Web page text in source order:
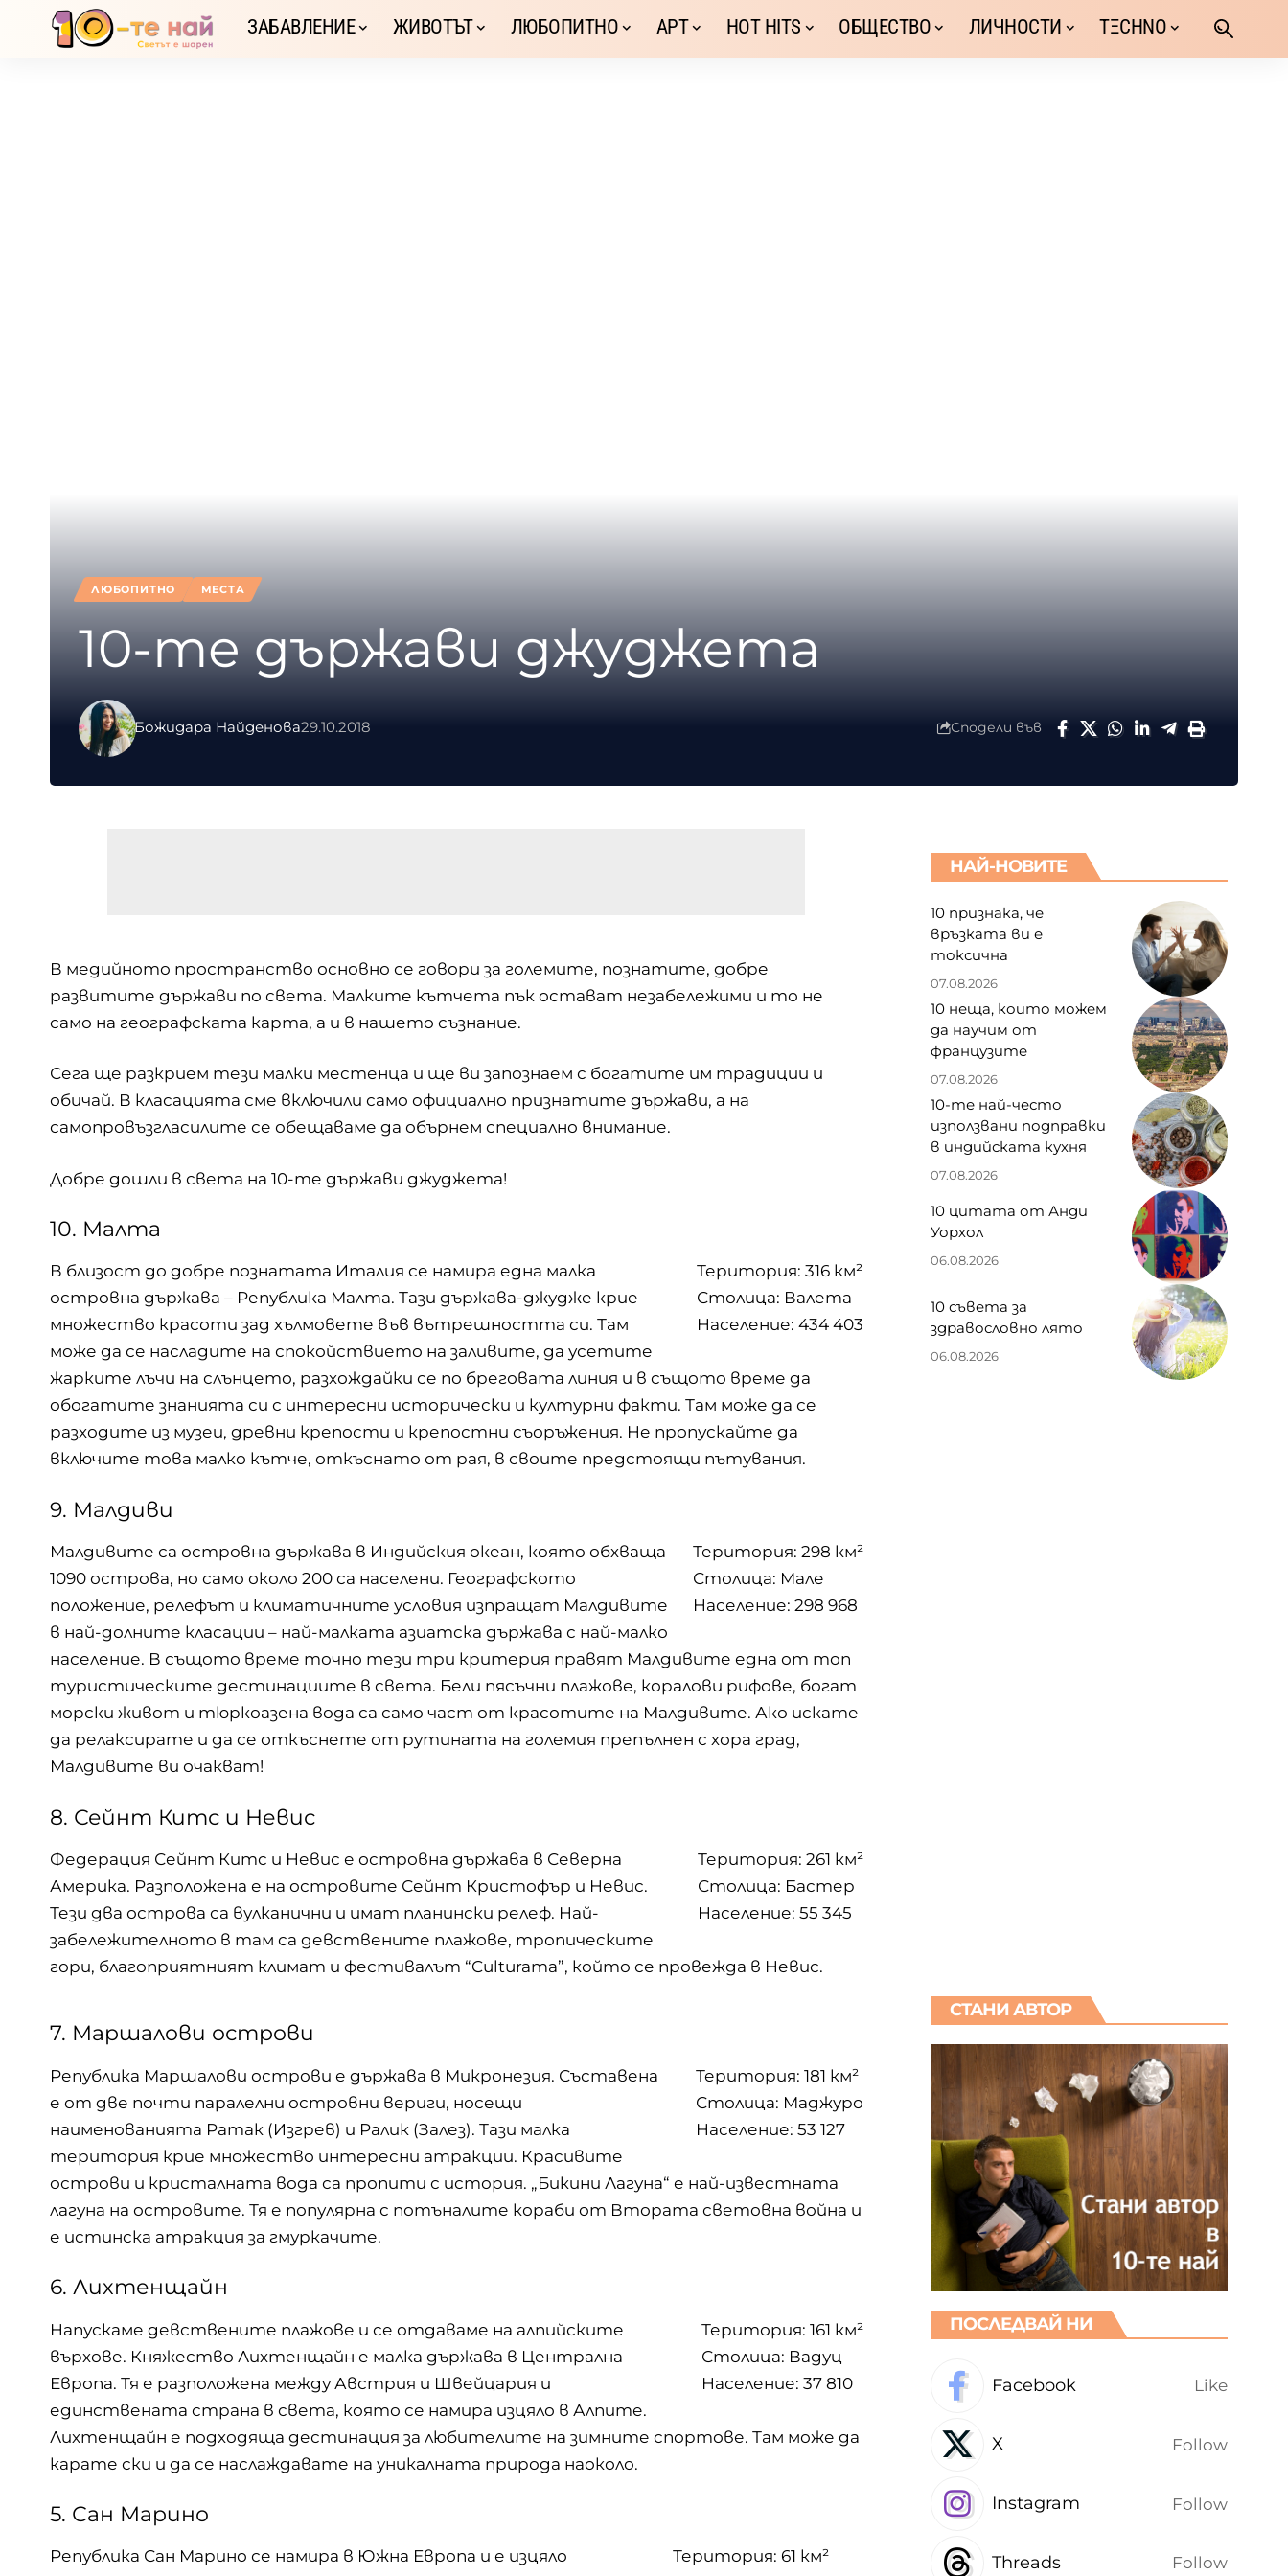
ЗАБАВЛЕНИЕ ЖИВОТЪТ ЛЮБОПИТНО АРТ HOT HITS ОБЩЕСТВО ЛИЧНОСТИ TΞCHNO
ЛЮБОПИТНО МЕСТА
10-те държави джуджета
Божидара Найденова29.10.2018 Сподели във
В медийното пространство основно се говори за големите, познатите, добре
развитите държави по света. Малките кътчета пък остават незабележими и то не
само на географската карта, а и в нашето съзнание.
Сега ще разкрием тези малки местенца и ще ви запознаем с богатите им традиции и
обичай. В класацията сме включили само официално признатите държави, а на
самопровъзгласилите се обещаваме да обърнем специално внимание.
Добре дошли в света на 10-те държави джуджета!
10. Малта
Територия: 316 км²
Столица: Валета
Население: 434 403
В близост до добре познатата Италия се намира една малка
островна държава – Република Малта. Тази държава-джудже крие
множество красоти зад хълмовете във вътрешността си. Там
може да се насладите на спокойствието на заливите, да усетите
жарките лъчи на слънцето, разхождайки се по бреговата линия и в същото време да
обогатите знанията си с интересни исторически и културни факти. Там може да се
разходите из музеи, древни крепости и крепостни съоръжения. Не пропускайте да
включите това малко кътче, откъснато от рая, в своите предстоящи пътувания.
9. Малдиви
Територия: 298 км²
Столица: Мале
Население: 298 968
Малдивите са островна държава в Индийския океан, която обхваща
1090 острова, но само около 200 са населени. Географското
положение, релефът и климатичните условия изпращат Малдивите
в най-долните класации – най-малката азиатска държава с най-малко
население. В същото време точно тези три критерия правят Малдивите една от топ
туристическите дестинациите в света. Бели пясъчни плажове, коралови рифове, богат
морски живот и тюркоазена вода са само част от красотите на Малдивите. Ако искате
да релаксирате и да се откъснете от рутината на големия препълнен с хора град,
Малдивите ви очакват!
8. Сейнт Китс и Невис
Територия: 261 км²
Столица: Бастер
Население: 55 345
Федерация Сейнт Китс и Невис е островна държава в Северна
Америка. Разположена е на островите Сейнт Кристофър и Невис.
Тези два острова са вулканични и имат планински релеф. Най-
забележителното в там са девствените плажове, тропическите
гори, благоприятният климат и фестивалът “Culturama”, който се провежда в Невис.
7. Маршалови острови
Територия: 181 км²
Столица: Маджуро
Население: 53 127
Република Маршалови острови е държава в Микронезия. Съставена
е от две почти паралелни островни вериги, носещи
наименованията Ратак (Изгрев) и Ралик (Залез). Тази малка
територия крие множество интересни атракции. Красивите
острови и кристалната вода са пропити с история. „Бикини Лагуна“ е най-известната
лагуна на островите. Тя е популярна с потъналите кораби от Втората световна война и
е истинска атракция за гмуркачите.
6. Лихтенщайн
Територия: 161 км²
Столица: Вадуц
Население: 37 810
Напускаме девствените плажове и се отдаваме на алпийските
върхове. Княжество Лихтенщайн е малка държава в Централна
Европа. Тя е разположена между Австрия и Швейцария и
единствената страна в света, която се намира изцяло в Алпите.
Лихтенщайн е подходяща дестинация за любителите на зимните спортове. Там може да
карате ски и да се наслаждавате на уникалната природа наоколо.
5. Сан Марино
Територия: 61 км²
Република Сан Марино се намира в Южна Европа и е изцяло
НАЙ-НОВИТЕ
10 признака, че
връзката ви е
токсична
07.08.2026
10 неща, които можем
да научим от
французите
07.08.2026
10-те най-често
използвани подправки
в индийската кухня
07.08.2026
10 цитата от Анди
Уорхол
06.08.2026
10 съвета за
здравословно лято
06.08.2026
СТАНИ АВТОР
ПОСЛЕДВАЙ НИ
Facebook Like
X Follow
Instagram Follow
Threads Follow